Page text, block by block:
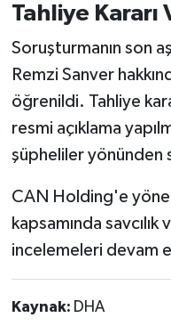
Tahliye Kararı
Soruşturmanın son
Remzi Sanver
öğrenildi. Tahliye
resmi açıklama
şüpheliler yönünden
CAN Holding'e
kapsamında savcılık
incelemeleri devam
Kaynak: DHA